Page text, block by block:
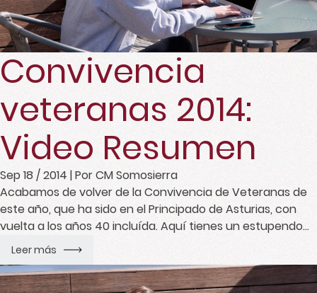
Convivencia
veteranas 2014:
Video Resumen
Sep 18 / 2014 | Por CM Somosierra
Acabamos de volver de la Convivencia de Veteranas de
este año, que ha sido en el Principado de Asturias, con
vuelta a los años 40 incluída. Aquí tienes un estupendo
resumen en forma de video del finde:
Leer más